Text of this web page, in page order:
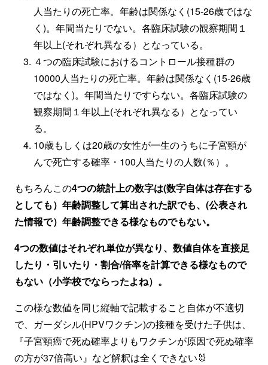
人当たりの死亡率。年齢は関係なく(15-26歳ではな
く)。年間当たりでない。各臨床試験の観察期間１
年以上(それぞれ異なる）となっている。
４つの臨床試験におけるコントロール接種群の
10000人当たりの死亡率。年齢は関係なく(15-26歳
ではなく)。年間当たりですらない。各臨床試験の
観察期間１年以上(それぞれ異なる）となってい
る。
10歳もしくは20歳の女性が一生のうちに子宮頸が
んで死亡する確率・100人当たりの人数(％）。
もちろんこの4つの統計上の数字は(数字自体は存在する
としても）年齢調整して算出された訳でも、(公表され
た情報で）年齢調整できる様なものでもない。
4つの数値はそれぞれ単位が異なり、数値自体を直接足
したり・引いたり・割合/倍率を計算できる様なもので
もない（小学校でならったよね）。
この様な数値を同じ縦軸で記載すること自体が不適切
で、ガーダシル(HPVワクチン)の接種を受けた子供は、
『子宮頸癌で死ぬ確率よりもワクチンが原因で死ぬ確率
の方が37倍高い』など解釈は全くできない🐰